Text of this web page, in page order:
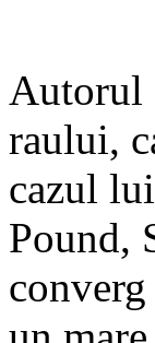
Autorul
raului,
cazul
Pound,